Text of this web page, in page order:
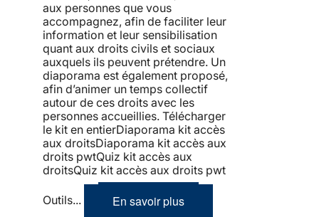
aux personnes que vous
accompagnez, afin de faciliter leur
information et leur sensibilisation
quant aux droits civils et sociaux
auxquels ils peuvent prétendre. Un
diaporama est également proposé,
afin d’animer un temps collectif
autour de ces droits avec les
personnes accueillies. Télécharger
le kit en entierDiaporama kit accès
aux droitsDiaporama kit accès aux
droits pwtQuiz kit accès aux
droitsQuiz kit accès aux droits pwt
Outils... En savoir plus